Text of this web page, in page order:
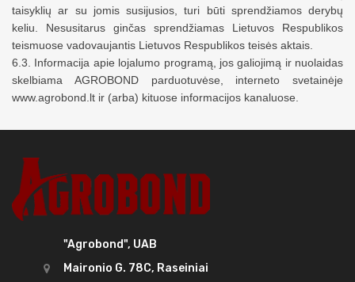
taisyklių ar su jomis susijusios, turi būti sprendžiamosderybų
keliu. Nesusitarus ginčas sprendžiamas Lietuvos Respublikos
teismuose vadovaujantis Lietuvos Respublikos teisės aktais.
6.3. Informacija apie lojalumo programą, jos galiojimą ir nuolaidas
skelbiama AGROBOND parduotuvėse, interneto svetainėje
www.agrobond.lt ir (arba) kituose informacijos kanaluose.
"Agrobond", UAB
Maironio G. 78C, Raseiniai